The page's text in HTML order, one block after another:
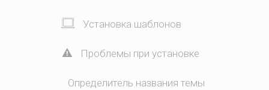
Установка шаблонов
Проблемы при установке
Определитель названия темы